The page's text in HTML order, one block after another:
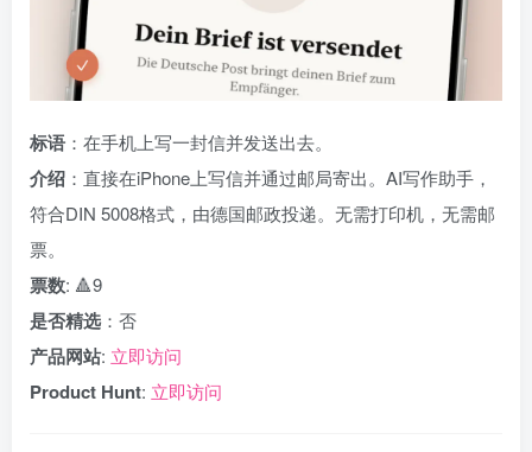
标语 ：在手机上写一封信并发送出去。
介绍 ：直接在iPhone上写信并通过邮局寄出。AI写作助手，
符合DIN 5008格式，由德国邮政投递。无需打印机，无需邮
票。
票数: 🔺9
是否精选 ：否
产品网站: 立即访问
Product Hunt: 立即访问